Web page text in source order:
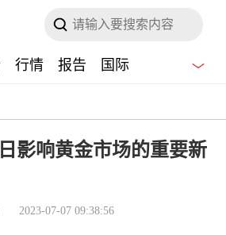
行情 报告 国际
影响黄金市场的重要新
2023-07-07 09:38:56